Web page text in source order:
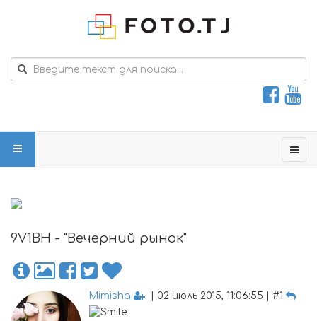
9V1BH - "Вечерний рынок"
Mimisha | 02 июль 2015, 11:06:55 | #1